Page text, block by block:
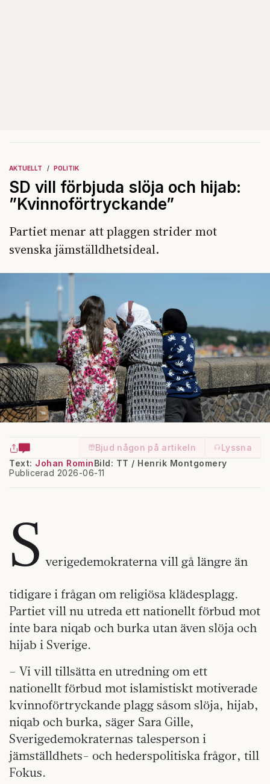
AKTUELLT POLITIK
SD vill förbjuda slöja och hijab:
”Kvinnoförtryckande”
Partiet menar att plaggen strider mot
svenska jämställdhetsideal.
Bjud någon på artikeln
Lyssna
Text: Johan Romin
Publicerad 2026-06-11
Bild: TT / Henrik Montgomery
S verigedemokraterna vill gå längre än
tidigare i frågan om religiösa klädesplagg.
Partiet vill nu utreda ett nationellt förbud mot
inte bara niqab och burka utan även slöja och
hijab i Sverige.
– Vi vill tillsätta en utredning om ett
nationellt förbud mot islamistiskt motiverade
kvinnoförtryckande plagg såsom slöja, hijab,
niqab och burka, säger Sara Gille,
Sverigedemokraternas talesperson i
jämställdhets- och hederspolitiska frågor, till
Fokus.